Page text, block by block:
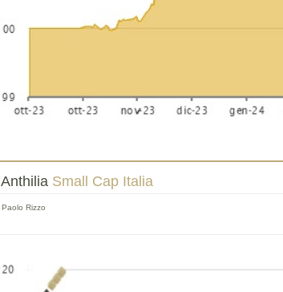
Anthilia Small Cap Italia
Paolo Rizzo